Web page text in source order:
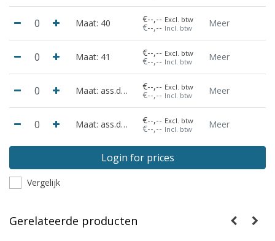
Maat: 40 €--,-- Excl. btw
€--,-- Incl. btw Meer
Maat: 41 €--,-- Excl. btw
€--,-- Incl. btw Meer
Maat: ass.doos 10 paar €--,-- Excl. btw
€--,-- Incl. btw Meer
Maat: ass.doos 20 paar €--,-- Excl. btw
€--,-- Incl. btw Meer
Login for prices
Vergelijk
Gerelateerde producten